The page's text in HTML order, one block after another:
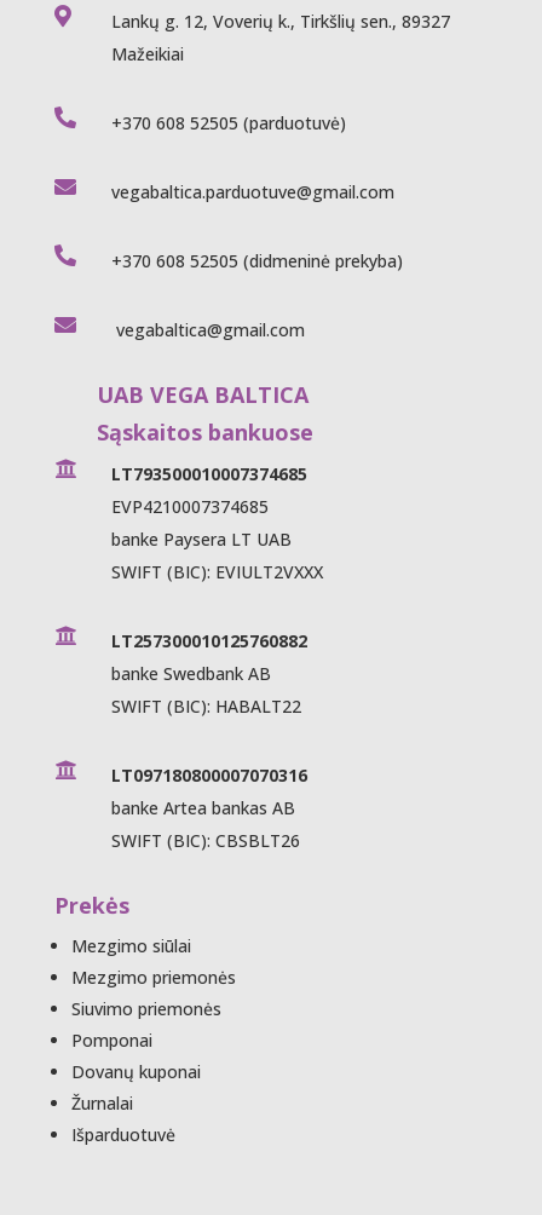

Lankų g. 12, Voverių k., Tirkšlių sen., 89327
Mažeikiai
 +370 608 52505 (parduotuvė)
 vegabaltica.parduotuve@gmail.com
 +370 608 52505 (didmeninė prekyba)
 vegabaltica@gmail.com
UAB VEGA BALTICA
Sąskaitos bankuose

LT793500010007374685
EVP4210007374685
banke Paysera LT UAB
SWIFT (BIC): EVIULT2VXXX

LT257300010125760882
banke Swedbank AB
SWIFT (BIC): HABALT22

LT097180800007070316
banke Artea bankas AB
SWIFT (BIC): CBSBLT26
Prekės
Mezgimo siūlai
Mezgimo priemonės
Siuvimo priemonės
Pomponai
Dovanų kuponai
Žurnalai
Išparduotuvė